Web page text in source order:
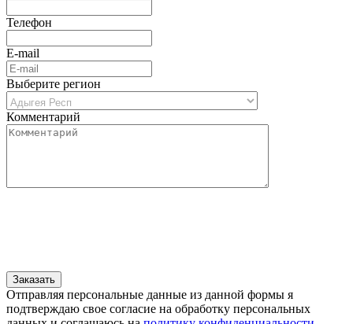
Телефон
E-mail
Выберите регион
Комментарий
Отправляя персональные данные из данной формы я
подтверждаю свое согласие на обработку персональных